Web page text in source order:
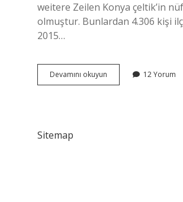
weitere Zeilen Konya çeltik’in
olmuştur. Bunlardan 4.306 kişi
2015…
Devamını okuyun
Hangi
12 Yorum
Sitemap